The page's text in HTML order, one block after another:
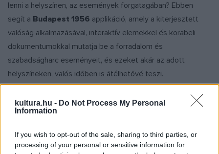
kultura.hu - Do Not Process My Personal
Information
If you wish to opt-out of the sale, sharing to third parties, or
processing of your personal or sensitive information for
lenni a helyszínen, az események forgatagában? Ebben
segít a Budapest 1956 applikáció, amely a kiterjesztett
valóság alkalmazásával, interaktív elemekkel és korabeli
dokumentumokkal mutatja be a forradalom és
szabadságharc eseményeit, és ezeket akár az adott
helyszíneken, valós időben is átélhetővé teszi.
Az emlékpontokra érkezők a mobiltelefonjukra letöltött
alkalmazás – videók, 3D fotók, galériák, AR-képek, helyszíni
időutazást tehetnek 1956-ba és megemlékezhetnek a